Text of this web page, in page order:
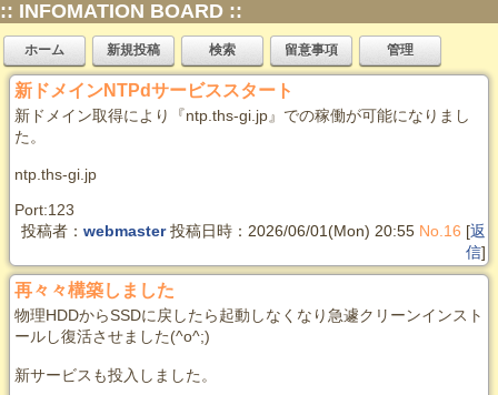
:: INFOMATION BOARD ::
ホーム 新規投稿 検索 留意事項 管理
新ドメインNTPdサービススタート
新ドメイン取得により『ntp.ths-gi.jp』での稼働が可能になりまし
た。
ntp.ths-gi.jp
Port:123
投稿者：webmaster投稿日時：2026/06/01(Mon) 20:55 No.16 [返
信]
再々々構築しました
物理HDDからSSDに戻したら起動しなくなり急遽クリーンインスト
ールし復活させました(^o^;)
新サービスも投入しました。